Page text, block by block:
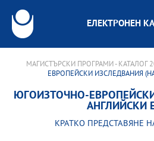
ЕЛЕКТРОНЕН
МАГИСТЪРСКИ ПРОГРАМИ - КАТАЛОГ
ЕВРОПЕЙСКИ ИЗСЛЕДВАНИЯ
ЮГОИЗТОЧНО-
АНГЛИЙСКИ
КРАТКО ПРЕДСТАВЯНЕ